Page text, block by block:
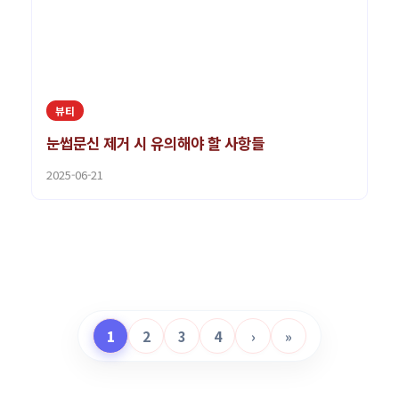
뷰티
눈썹문신 제거 시 유의해야 할 사항들
2025-06-21
1 2 3 4 › »